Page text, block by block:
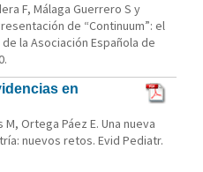
F, Málaga Guerrero S y
de “Continuum”: el
la Asociación Española de
en
Ortega Páez E. Una nueva
nuevos retos. Evid Pediatr.